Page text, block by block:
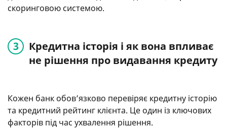
скоринговою системою.
Кредитна історія і як вона впливає
не рішення про видавання кредиту
Кожен банк обов’язково перевіряє кредитну історію
та кредитний рейтинг клієнта. Це один із ключових
факторів під час ухвалення рішення.